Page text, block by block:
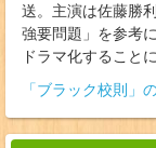
送。主演は佐藤勝
強要問題」を参考
ドラマ化すること
「ブラック校則」